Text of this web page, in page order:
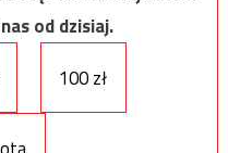
od dzisiaj.
100 zł